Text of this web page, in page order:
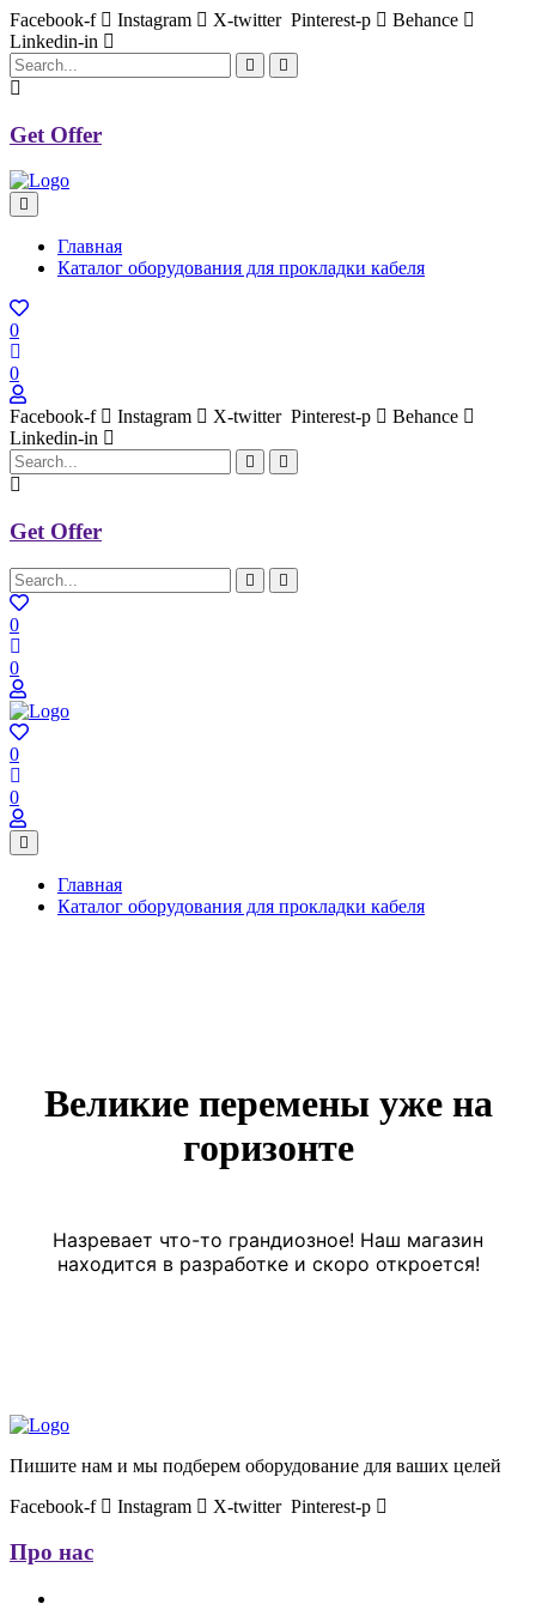
Facebook-f Instagram X-twitter Pinterest-p
Behance
Linkedin-in
Get Offer
Главная
Каталог оборудования для прокладки кабеля
0
0
Facebook-f Instagram X-twitter Pinterest-p
Behance
Linkedin-in
Get Offer
0
0
0
0
Главная
Каталог оборудования для прокладки кабеля
Великие перемены уже на
горизонте
Назревает что-то грандиозное! Наш магазин
находится в разработке и скоро откроется!
Пишите нам и мы подберем оборудование для ваших целей
Facebook-f
Instagram X-twitter Pinterest-p
Про нас